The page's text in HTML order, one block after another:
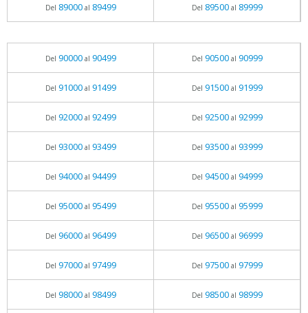
Del 89000al 89499 Del 89500al 89999
Del 90000al 90499 Del 90500al 90999
Del 91000al 91499 Del 91500al 91999
Del 92000al 92499 Del 92500al 92999
Del 93000al 93499 Del 93500al 93999
Del 94000al 94499 Del 94500al 94999
Del 95000al 95499 Del 95500al 95999
Del 96000al 96499 Del 96500al 96999
Del 97000al 97499 Del 97500al 97999
Del 98000al 98499 Del 98500al 98999